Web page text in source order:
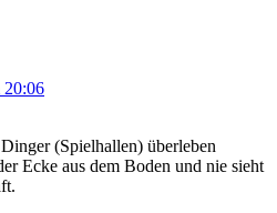
20:06
(Spielhallen) überleben
Ecke aus dem Boden und nie sieht